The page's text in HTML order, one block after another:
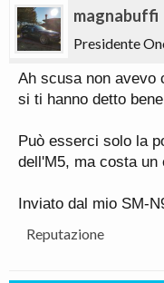
magnabuffi
Presidente
Ah scusa non avevo
si ti hanno detto
Può esserci solo la
dell'M5, ma costa un
Inviato dal mio SM-
Reputazione